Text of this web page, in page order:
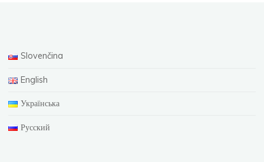
Slovenčina
English
Українська
Русский